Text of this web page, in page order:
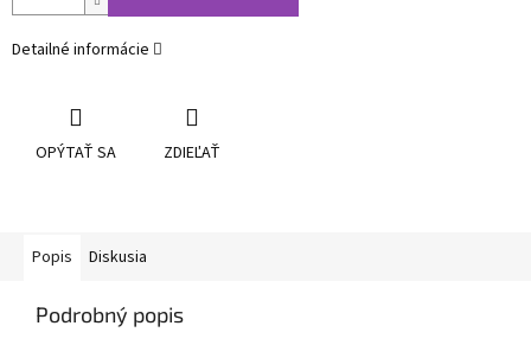
Detailné informácie
OPÝTAŤ SA ZDIEĽAŤ
Popis Diskusia
Podrobný popis